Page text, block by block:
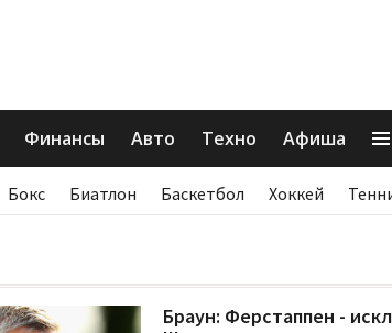
Финансы Авто Техно Афиша
Бокс Биатлон Баскетбол Хоккей
Браун: Ферстаппен -